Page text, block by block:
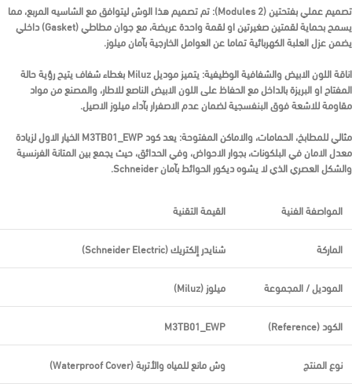
تصميم عملي بفتحتين (2 Modules):
تم تصميم هذا الوش ليتوافق مع الشاسيه المربع، مما
يسمح بحماية لقمتين صغيرتين او لقمة واحدة عريضة، مع جوان مطاطي (Gasket) داخلي
يضمن عزل العلبة الكهربائية تماما عن العوامل الخارجية بآمانميلوز.
اناقة اللون الابيض والشفافية الوظيفية:يتميز موديلMiluzبغطاء شفاف يتيح رؤية حالة
المفتاح او البريزة بالداخل مع الحفاظ على اللون الابيض الناصع للاطار، والمصنع من مواد
مقاومة للاشعة فوق البنفسجية لضمان عدم الاصفرار بآداءميلوزالاصيل.
مثالي للمطابخ، الحمامات، والاماكن المفتوحة:يعد كودM3TB01_EWPالخيار الاول لزيادة
معدل الامان في البلكونات، بجوار الاحواض، وفي الحدائق، حيث يجمع بين المتانة الفرنسية
والشكل العصري الذي لا يشوه ديكور الحوائط بآمانSchneider
.
المواصفة الفنية القيمة التقنية
الماركة شنايدر إلكتريك (Schneider Electric)
الموديل / المجموعة ميلوز (Miluz)
الكود (Reference) M3TB01_EWP
نوع المنتج وش مانع للمياه والأتربة (Waterproof Cover)